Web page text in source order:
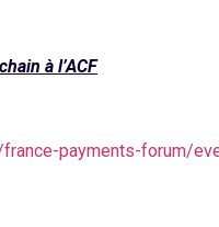
à l’ACF
payments-forum/